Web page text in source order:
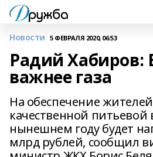
Новости 5 ФЕВРАЛЯ 2020, 06:53
Радий Хабиров:
важнее газа
На обеспечение
качественной питьевой
нынешнем году будет
млрд рублей, сообщил